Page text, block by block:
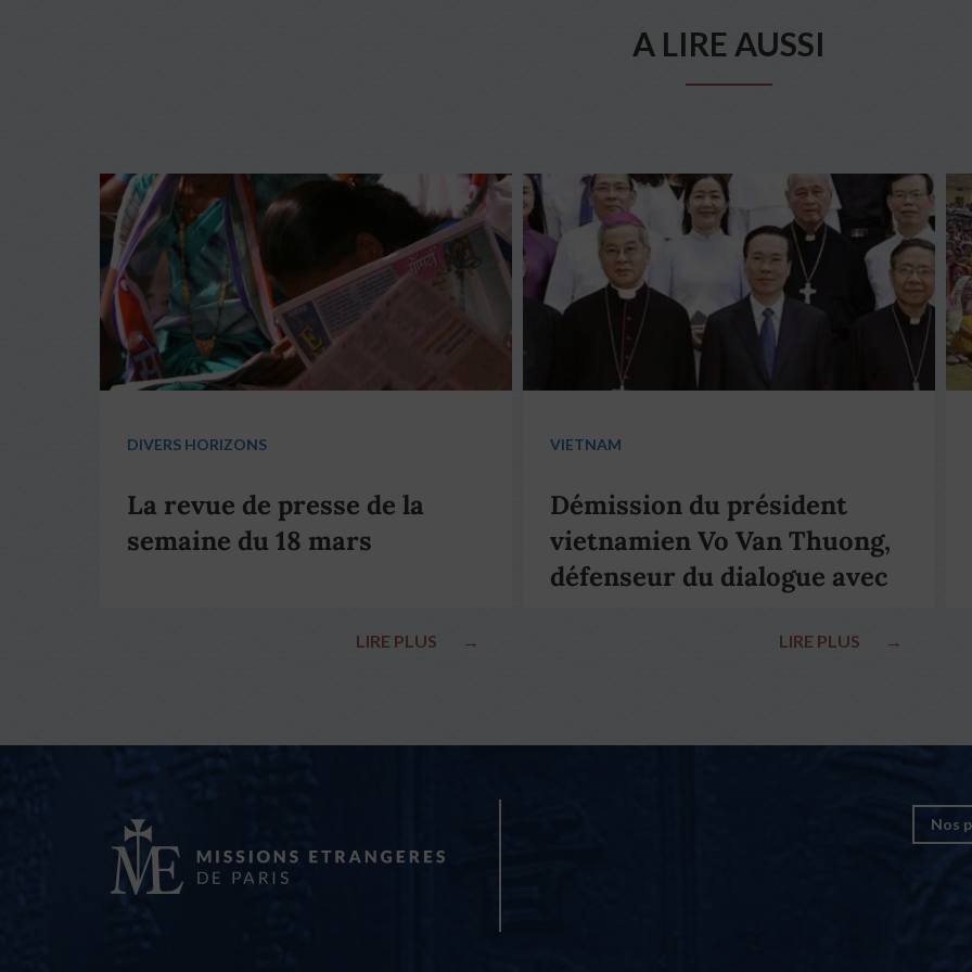
A LIRE AUSSI
DIVERS HORIZONS
La revue de presse de la
semaine du 18 mars
LIRE PLUS →
VIETNAM
Démission du président
vietnamien Vo Van Thuong,
défenseur du dialogue avec
LIRE PLUS →
Nos